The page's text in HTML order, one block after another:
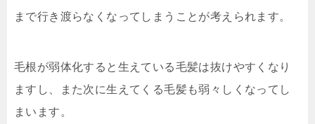
まで行き渡らなくなってしまうことが考えられます。
毛根が弱体化すると生えている毛髪は抜けやすくなり
ますし、また次に生えてくる毛髪も弱々しくなってし
まいます。